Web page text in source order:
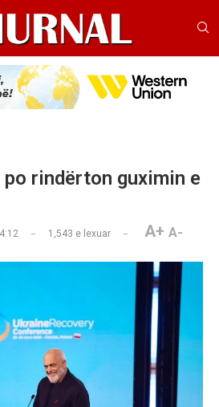
po rindërton guximin e
1,543 e lexuar A+ A-